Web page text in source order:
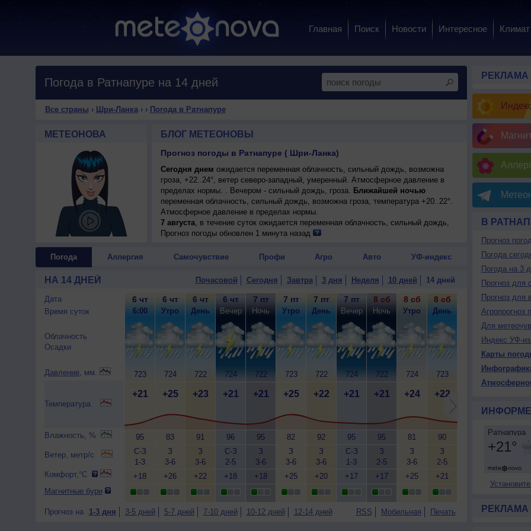
Главная Поиск Новости Интересное Климат
Погода в Ратнапуре на 14 дней
Все страны › Шри-Ланка› › Погода в Ратнапуре
МЕТЕОНОВА БЛОГ МЕТЕОНОВЫ
Прогноз погоды в Ратнапуре ( Шри-Ланка)
Сегодня днем ожидается переменная облачность, сильный дождь, возможна
гроза, +22..24°, ветер северо-западный, умеренный. Атмосферное давление в
пределах нормы. . Вечером - сильный дождь, гроза. Ближайшей ночью
переменная облачность, сильный дождь, возможна гроза, температура +20..22°.
Атмосферное давление в пределах нормы.
7 августа, в течение суток ожидается переменная облачность, сильный дождь,
возможна гроза; ночью и днем +21..23°, ветер северо-западный, умеренный.
Прогноз погоды обновлен 1 минута назад
Погода Аллергия Самочувствие Профи Агро Авто УФ-индекс
НА 14 ДНЕЙ Почасовой Сегодня Завтра 3 дня Неделя 10 дней 14 дней
Дата
Время суток
Облачность
Осадки
Давление, мм.
Температура
Влажность, %
Ветер, метр/с
Комфорт,°C
Магнитные бури
6 чт
6:00
723
+21
95
С-З
1-3
+18
6 чт
Утро
724
+25
83
З
3-6
+26
6 чт
День
722
+23
91
З
3-6
+22
6 чт
Вечер
724
+21
96
С-З
2-5
+18
7 пт
Ночь
722
+21
95
З
3-6
+18
7 пт
Утро
723
+25
82
З
3-6
+25
7 пт
День
722
+22
92
З
3-6
+20
7 пт
Вечер
724
+21
95
С-З
1-3
+17
8 сб
Ночь
722
+21
95
З
2-5
+17
8 сб
Утро
724
+24
81
З
3-6
+25
8 сб
День
723
+22
90
З
2-5
+21
8 сб
Вечер
9 вс
Ночь
723
95
С-З
9
Прогноз на 1-3 дня 3-5 дней 5-7 дней 7-10 дней 10-12 дней 12-14 дней RSS Мобильная Печать
РЕКЛАМА
В
Прогноз
Погода
Погода на 3
Прогноз для
Прогноз для
Агропрогноз
Для
Индекс УФ-
Карты
РЕКЛАМА